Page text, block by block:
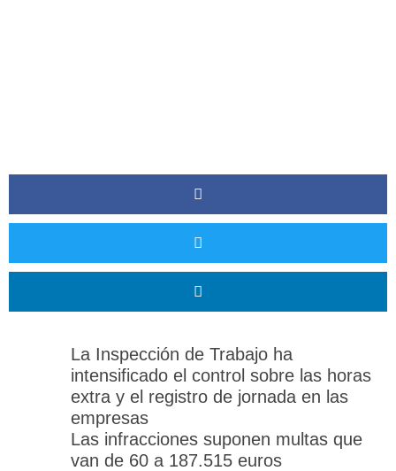
La Inspección de Trabajo ha
intensificado el control sobre las horas
extra y el registro de jornada en las
empresas
Las infracciones suponen multas que
van de 60 a 187.515 euros